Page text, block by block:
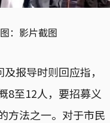
：影片截图
报导时则回应指，
8至12人，要招募义
方法之一。对于市民